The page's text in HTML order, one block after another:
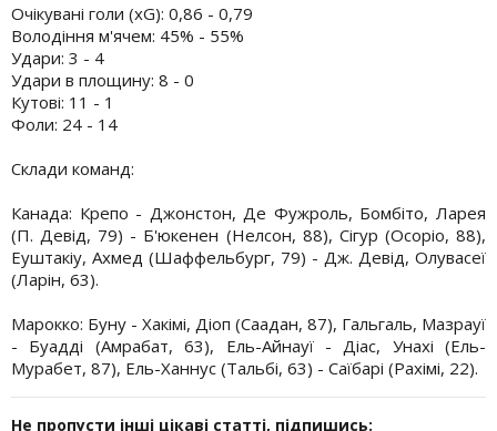
Очікувані голи (xG): 0,86 - 0,79
Володіння м'ячем: 45% - 55%
Удари: 3 - 4
Удари в площину: 8 - 0
Кутові: 11 - 1
Фоли: 24 - 14
Склади команд:
Канада: Крепо - Джонстон, Де Фужроль, Бомбіто, Ларея
(П. Девід, 79) - Б'юкенен (Нелсон, 88), Сігур (Осоріо, 88),
Еуштакіу, Ахмед (Шаффельбург, 79) - Дж. Девід, Олувасеї
(Ларін, 63).
Марокко: Буну - Хакімі, Діоп (Саадан, 87), Гальгаль, Мазрауї
- Буадді (Амрабат, 63), Ель-Айнауї - Діас, Унахі (Ель-
Мурабет, 87), Ель-Ханнус (Тальбі, 63) - Саїбарі (Рахімі, 22).
Не пропусти інші цікаві статті, підпишись: